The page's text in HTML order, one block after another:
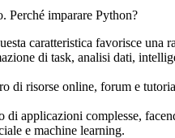
Perché imparare Python?
caratteristica favorisce una
di task, analisi dati,
di risorse online, forum e
applicazioni complesse,
e machine learning.